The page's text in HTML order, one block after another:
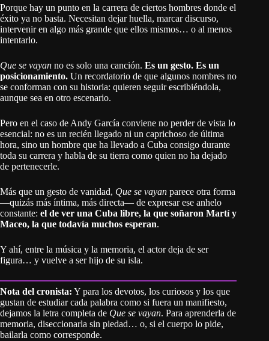
Porque hay un punto en la carrera de ciertos hombres donde el
éxito ya no basta. Necesitan dejar huella, marcar discurso,
intervenir en algo más grande que ellos mismos… o al menos
intentarlo.
Que se vayan no es solo una canción. Es un gesto. Es un
posicionamiento. Un recordatorio de que algunos nombres no
se conforman con su historia: quieren seguir escribiéndola,
aunque sea en otro escenario.
Pero en el caso de Andy García conviene no perder de vista lo
esencial: no es un recién llegado ni un caprichoso de última
hora, sino un hombre que ha llevado a Cuba consigo durante
toda su carrera y habla de su tierra como quien no ha dejado
de pertenecerle.
Más que un gesto de vanidad, Que se vayan parece otra forma
—quizás más íntima, más directa— de expresar ese anhelo
constante: el de ver una Cuba libre, la que soñaron Martí y
Maceo, la que todavía muchos esperan.
Y ahí, entre la música y la memoria, el actor deja de ser
figura… y vuelve a ser hijo de su isla.
Nota del cronista: Y para los devotos, los curiosos y los que
gustan de estudiar cada palabra como si fuera un manifiesto,
dejamos la letra completa de Que se vayan. Para aprenderla de
memoria, diseccionarla sin piedad… o, si el cuerpo lo pide,
bailarla como corresponde.